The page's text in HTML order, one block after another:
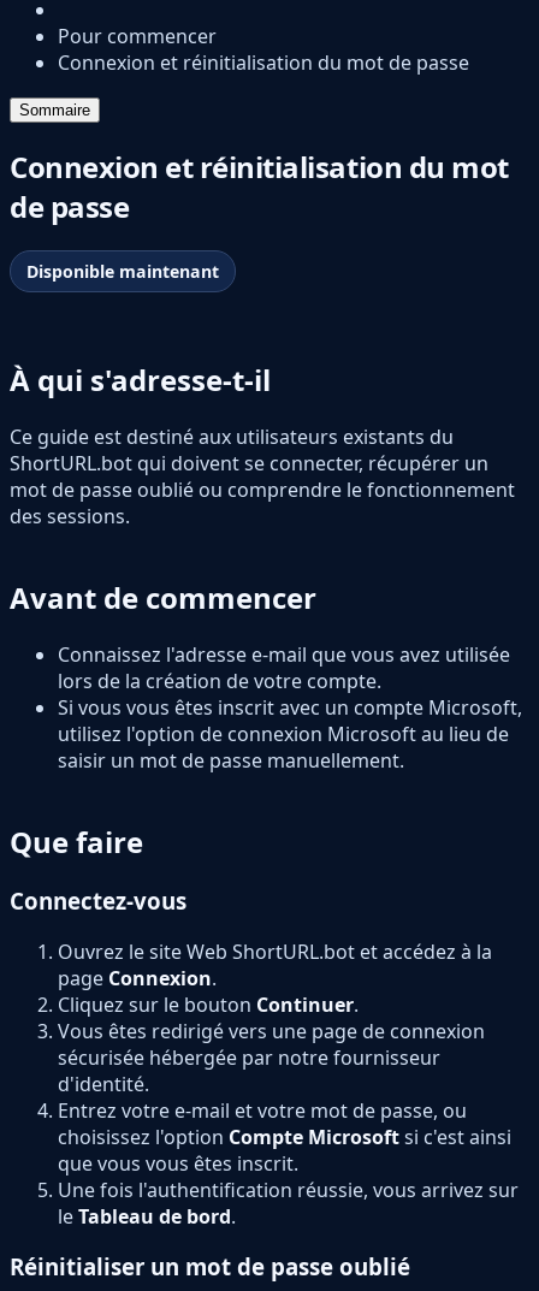
Pour commencer
Connexion et réinitialisation du mot de passe
Sommaire
Connexion et réinitialisation du mot
de passe
Disponible maintenant
À qui s'adresse-t-il
Ce guide est destiné aux utilisateurs existants du
ShortURL.bot qui doivent se connecter, récupérer un
mot de passe oublié ou comprendre le fonctionnement
des sessions.
Avant de commencer
Connaissez l'adresse e-mail que vous avez utilisée
lors de la création de votre compte.
Si vous vous êtes inscrit avec un compte Microsoft,
utilisez l'option de connexion Microsoft au lieu de
saisir un mot de passe manuellement.
Que faire
Connectez-vous
Ouvrez le site Web ShortURL.bot et accédez à la
page Connexion.
Cliquez sur le bouton Continuer.
Vous êtes redirigé vers une page de connexion
sécurisée hébergée par notre fournisseur
d'identité.
Entrez votre e-mail et votre mot de passe, ou
choisissez l'option Compte Microsoftsi c'est ainsi
que vous vous êtes inscrit.
Une fois l'authentification réussie, vous arrivez sur
leTableau de bord.
Réinitialiser un mot de passe oublié